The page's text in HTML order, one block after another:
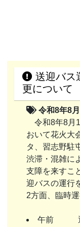
送迎バス
更について
令和8年8月
令和8年8月1
おいて花火大
タ、習志野駐
渋滞・混雑に
支障を来すこ
迎バスの運行
2方面、臨時
午前 通